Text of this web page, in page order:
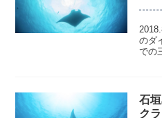
のダ
での
石
ク